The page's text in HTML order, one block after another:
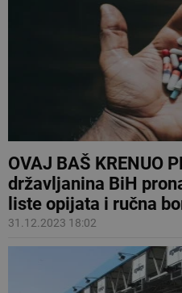
OVAJ BAŠ KRENUO
državljanina BiH
liste opijata i ručna
31.12.2023 18:02